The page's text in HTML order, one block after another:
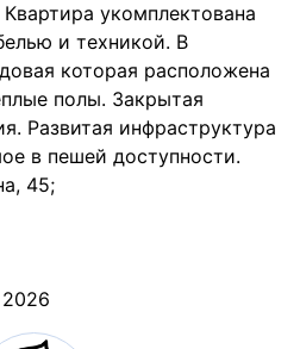
укомплектована
и техникой. В
которая расположена
полы. Закрытая
Развитая инфраструктура
в пешей доступности.
45;